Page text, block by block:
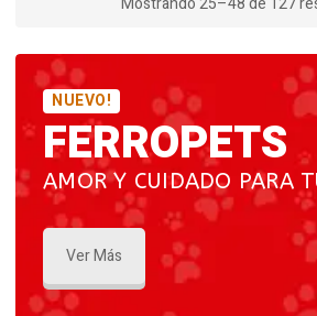
NUEVO!
FERROPETS
AMOR Y CUIDADO PARA
Ver Más